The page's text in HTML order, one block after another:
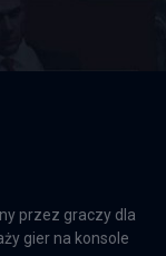
przez graczy dla
gier na konsole